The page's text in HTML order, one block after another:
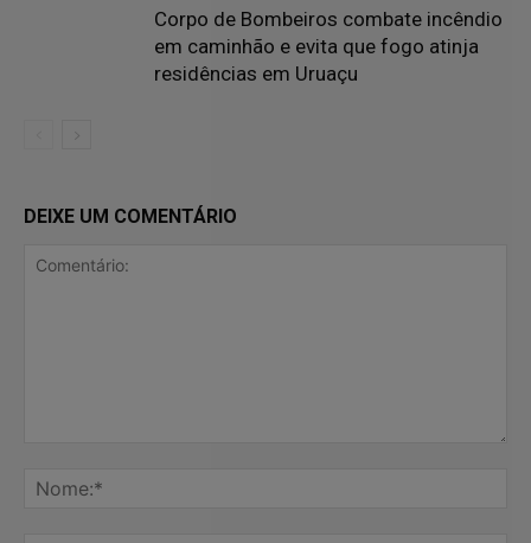
Corpo de Bombeiros combate incêndio
em caminhão e evita que fogo atinja
residências em Uruaçu
DEIXE UM COMENTÁRIO